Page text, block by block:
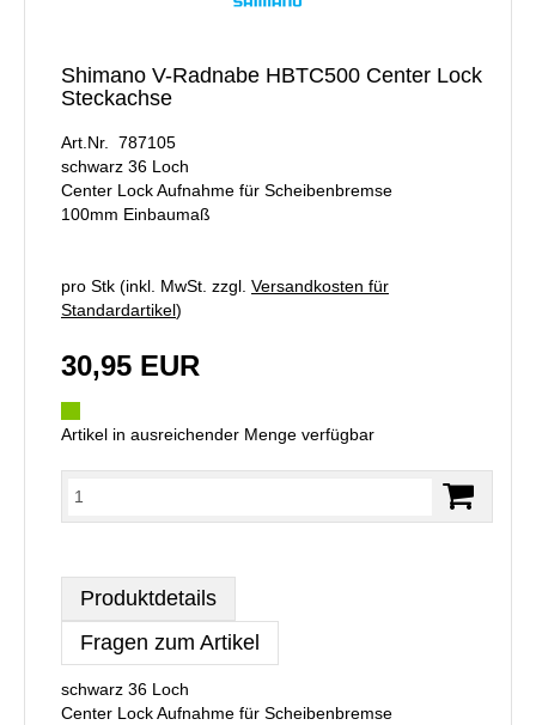
Shimano V-Radnabe HBTC500 Center Lock
Steckachse
Art.Nr. 787105
schwarz 36 Loch
Center Lock Aufnahme für Scheibenbremse
100mm Einbaumaß
pro Stk (inkl. MwSt. zzgl. Versandkosten für
Standardartikel)
30,95 EUR
Artikel in ausreichender Menge verfügbar
Produktdetails
Fragen zum Artikel
schwarz 36 Loch
Center Lock Aufnahme für Scheibenbremse